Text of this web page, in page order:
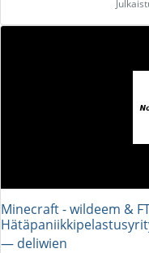
Minecraft - wildeem &
― deliwien